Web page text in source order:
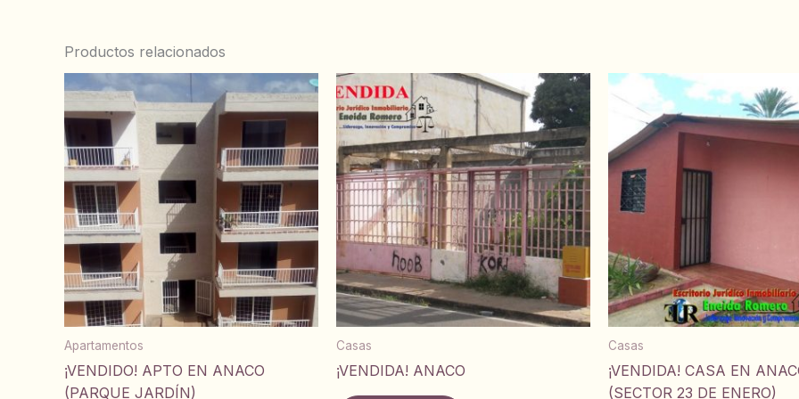
Productos relacionados
Apartamentos
¡VENDIDO! APTO EN ANACO
(PARQUE JARDÍN)
Casas
¡VENDIDA! ANACO
Casas
¡VENDIDA! CASA EN
(SECTOR 23 DE ENERO)